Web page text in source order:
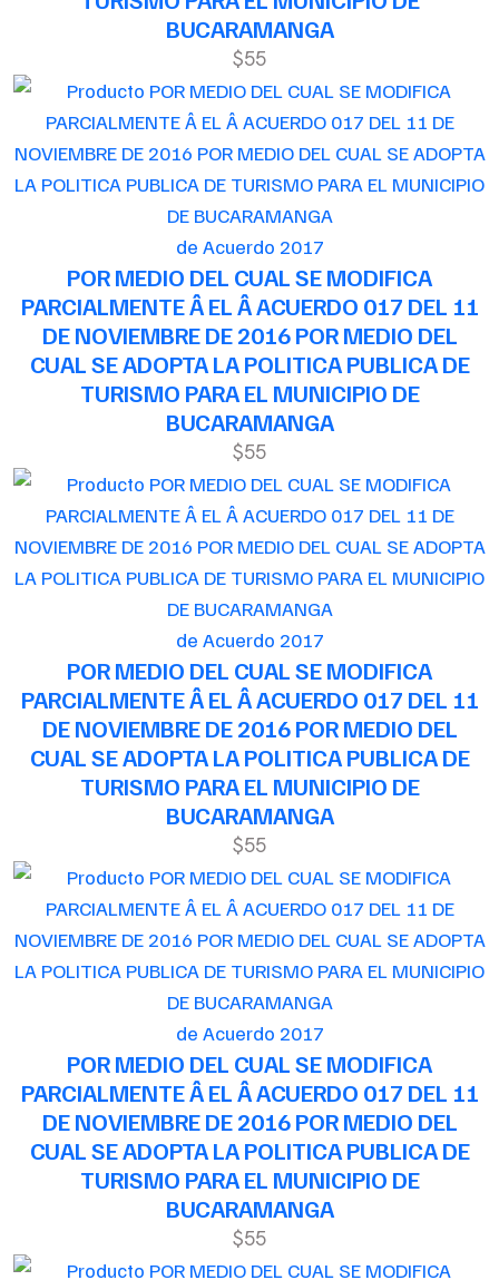
BUCARAMANGA
$55
de Acuerdo 2017
POR MEDIO DEL CUAL SE MODIFICA
PARCIALMENTE Â EL Â ACUERDO 017 DEL 11
DE NOVIEMBRE DE 2016 POR MEDIO DEL
CUAL SE ADOPTA LA POLITICA PUBLICA DE
TURISMO PARA EL MUNICIPIO DE
BUCARAMANGA
$55
de Acuerdo 2017
POR MEDIO DEL CUAL SE MODIFICA
PARCIALMENTE Â EL Â ACUERDO 017 DEL 11
DE NOVIEMBRE DE 2016 POR MEDIO DEL
CUAL SE ADOPTA LA POLITICA PUBLICA DE
TURISMO PARA EL MUNICIPIO DE
BUCARAMANGA
$55
de Acuerdo 2017
POR MEDIO DEL CUAL SE MODIFICA
PARCIALMENTE Â EL Â ACUERDO 017 DEL 11
DE NOVIEMBRE DE 2016 POR MEDIO DEL
CUAL SE ADOPTA LA POLITICA PUBLICA DE
TURISMO PARA EL MUNICIPIO DE
BUCARAMANGA
$55